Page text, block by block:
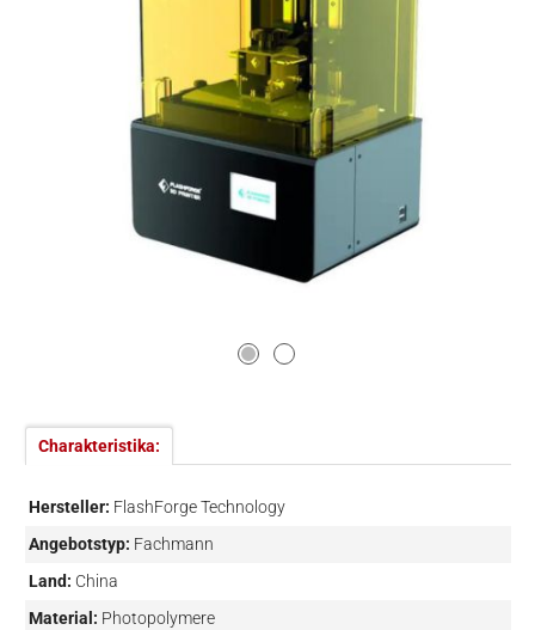
Charakteristika:
Hersteller: FlashForge Technology
Angebotstyp: Fachmann
Land: China
Material: Photopolymere